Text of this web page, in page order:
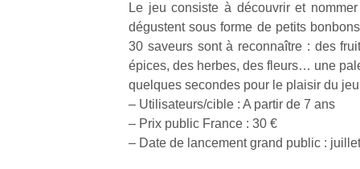
Le jeu consiste à découvrir et
dégustent sous forme de petits
30 saveurs sont à reconnaître : des
épices, des herbes, des fleurs… une
quelques secondes pour le plaisir du
– Utilisateurs/cible : A partir de 7 ans
– Prix public France : 30 €
– Date de lancement grand public :